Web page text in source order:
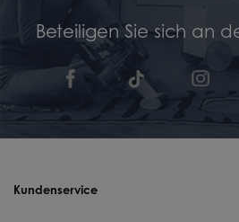
Beteiligen Sie sich an
Kundenservice